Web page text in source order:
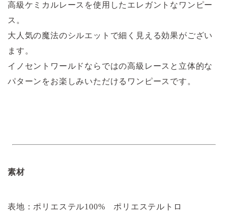
高級ケミカルレースを使用したエレガントなワンピー
ス。
大人気の魔法のシルエットで細く見える効果がござい
ます。
イノセントワールドならではの高級レースと立体的な
パターンをお楽しみいただけるワンピースです。
素材
表地：ポリエステル100% ポリエステルトロ